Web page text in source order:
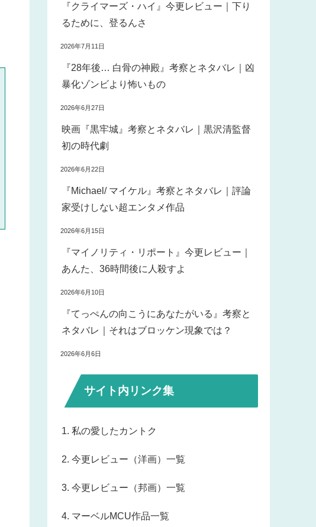
『クライマーズ・ハイ』今更レビュー｜下り
るために、登るんさ
2026年7月11日
『28年後… 白骨の神殿』考察とネタバレ｜凶
暴化ゾンビより怖いもの
2026年6月27日
映画『黒牢城』考察とネタバレ｜黒沢清監督
初の時代劇
2026年6月22日
『Michael/ マイケル』考察とネタバレ｜評論
家受けしない超エンタメ作品
2026年6月15日
『マイノリティ・リポート』今更レビュー｜
あんた、36時間後に人殺すよ
2026年6月10日
『てっぺんの向こうにあなたがいる』考察と
ネタバレ｜それはブロッケン現象では？
2026年6月6日
サイト内リンク集
1. 私の愛したカントク
2. 今更レビュー（洋画）一覧
3. 今更レビュー（邦画）一覧
4. マーベルMCU作品一覧